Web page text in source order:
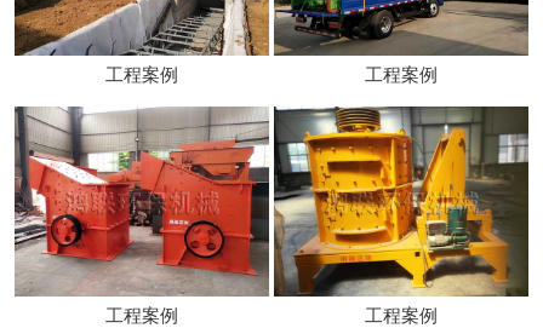
工程案例 工程案例
工程案例 工程案例